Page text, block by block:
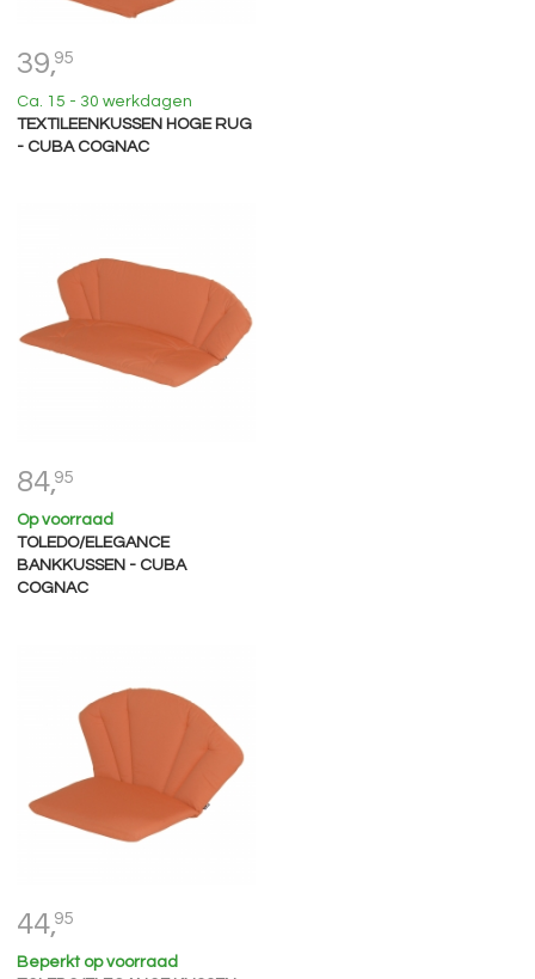
39,95
Ca. 15 - 30 werkdagen
TEXTILEENKUSSEN HOGE RUG
- CUBA COGNAC
84,95
Op voorraad
TOLEDO/ELEGANCE
BANKKUSSEN - CUBA
COGNAC
44,95
Beperkt op voorraad